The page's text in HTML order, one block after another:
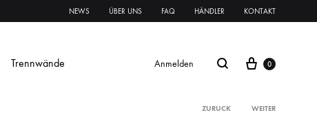
NEWS ÜBER UNS FAQ HÄNDLER KONTAKT
Trennwände Anmelden 0
ZURÜCK WEITER